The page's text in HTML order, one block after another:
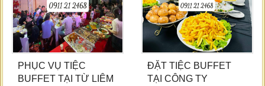
PHỤC VỤ TIỆC
BUFFET TẠI TỪ LIÊM
ĐẶT TIỆC BUFFET
TẠI CÔNG TY